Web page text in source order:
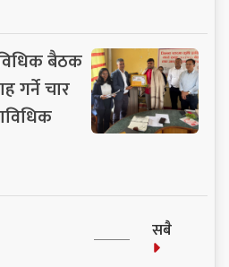
बैठक
गर्ने चार
सबै